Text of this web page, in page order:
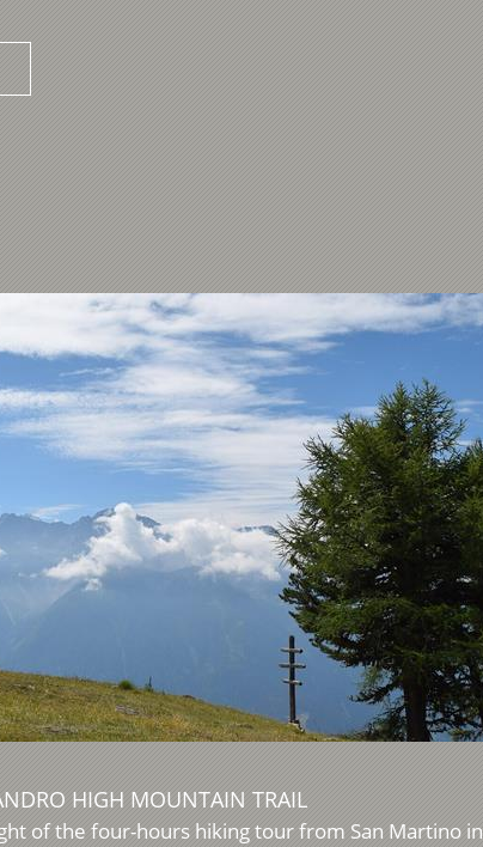
HIGH MOUNTAIN TRAIL
of the four-hours hiking tour from San Martino in